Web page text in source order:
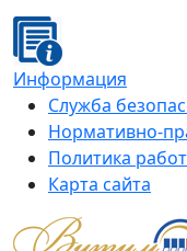
Информация
Служба
Нормативно-
Политика
Карта сайта